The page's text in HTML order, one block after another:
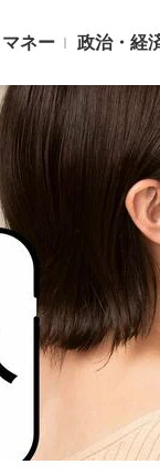
マネー 政治・経